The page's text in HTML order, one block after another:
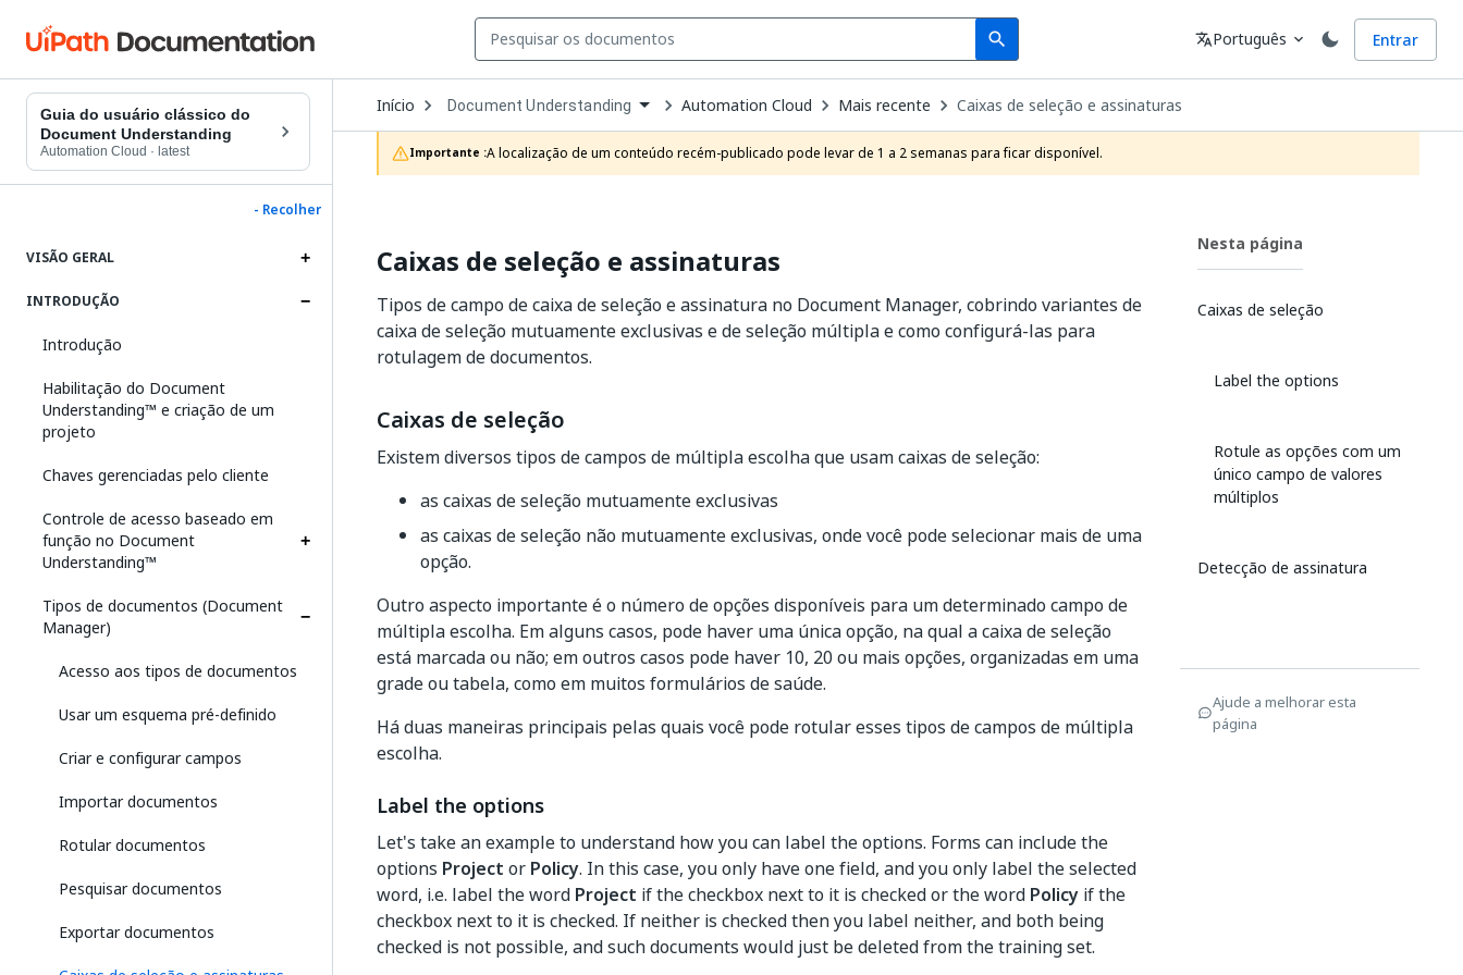
search
Search Idioma
translatePortuguês expand_more Entrar
Guia do usuário clássico do
Document Understanding
Automation Cloud · latest
- Recolher
VISÃO GERAL
INTRODUÇÃO
Introdução
Habilitação do Document
Understanding™ e criação de um
projeto
Chaves gerenciadas pelo cliente
Controle de acesso baseado em
função no Document
Understanding™
Tipos de documentos (Document
Manager)
Acesso aos tipos de documentos
Usar um esquema pré-definido
Criar e configurar campos
Importar documentos
Rotular documentos
Pesquisar documentos
Exportar documentos
Início Open
Dropdown
to
choose
product
Document Understanding Automation Cloud Mais recente Caixas de seleção e assinaturas
Importante :A localização de um conteúdo recém-publicado pode levar de 1 a 2 semanas para ficar disponível.
Caixas de seleção e assinaturas
Tipos de campo de caixa de seleção e assinatura no Document Manager, cobrindo variantes de
caixa de seleção mutuamente exclusivas e de seleção múltipla e como configurá-las para
rotulagem de documentos.
Caixas de seleção
Existem diversos tipos de campos de múltipla escolha que usam caixas de seleção:
as caixas de seleção mutuamente exclusivas
as caixas de seleção não mutuamente exclusivas, onde você pode selecionar mais de uma
opção.
Outro aspecto importante é o número de opções disponíveis para um determinado campo de
múltipla escolha. Em alguns casos, pode haver uma única opção, na qual a caixa de seleção
está marcada ou não; em outros casos pode haver 10, 20 ou mais opções, organizadas em uma
grade ou tabela, como em muitos formulários de saúde.
Há duas maneiras principais pelas quais você pode rotular esses tipos de campos de múltipla
escolha.
Label the options
Let's take an example to understand how you can label the options. Forms can include the
options Project or Policy. In this case, you only have one field, and you only label the selected
word, i.e. label the word Project if the checkbox next to it is checked or the word Policy if the
checkbox next to it is checked. If neither is checked then you label neither, and both being
checked is not possible, and such documents would just be deleted from the training set.
Nesta página
Caixas de seleção
Label the options
Rotule as opções com um
único campo de valores
múltiplos
Detecção de assinatura
Ajude a melhorar esta
página